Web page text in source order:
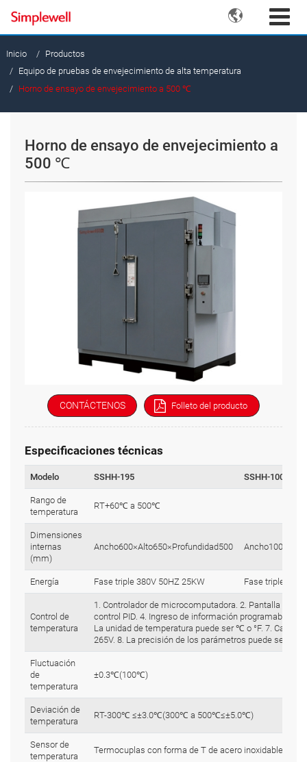

Inicio
Productos
Equipo de pruebas de envejecimiento de alta temperatura
Horno de ensayo de envejecimiento a 500 ℃
Horno de ensayo de envejecimiento a
500 ℃
CONTÁCTENOS Folleto del producto
Especificaciones técnicas
Modelo SSHH-195 SSHH-1000
Rango de
temperatura
RT+60℃ a 500℃
Dimensiones
internas
(mm)
Ancho600×Alto650×Profundidad500
Energía Fase triple 380V 50HZ 25KW Fase triple
Control de
temperatura
1. Controlador de microcomputadora. 2. Pantalla LED
control PID. 4. Ingreso de información programable. 5.
La unidad de temperatura puede ser ℃ o °F. 7. Cambio
265V. 8. La precisión de los parámetros puede ser 1℃
Fluctuación
de
temperatura
±0.3℃(100℃)
Deviación de
temperatura
RT-300℃ ≤±3.0℃(300℃ a 500℃≤±5.0℃)
Sensor de
temperatura
Termocuplas con forma de T de acero inoxidable.